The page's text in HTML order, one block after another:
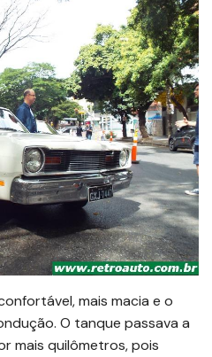
mais macia e o
O tanque passava a
mais quilômetros, pois